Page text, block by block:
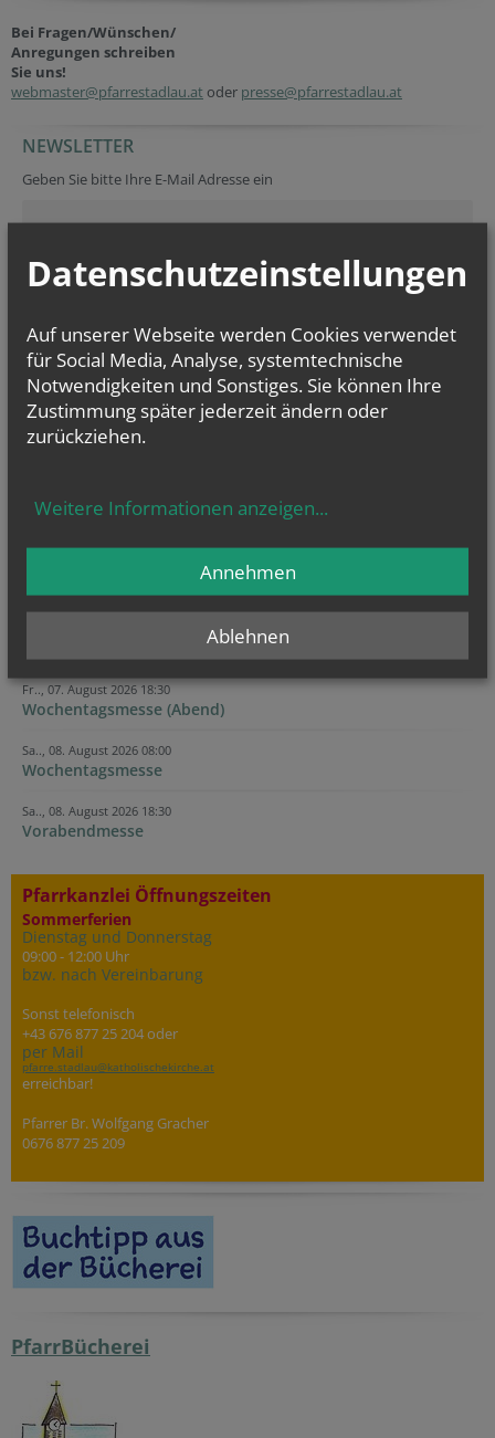
Bei Fragen/Wünschen/
Anregungen schreiben
Sie uns!
webmaster@pfarrestadlau.at oder presse@pfarrestadlau.at
Reference
Fax
NEWSLETTER
Geben Sie bitte Ihre E-Mail Adresse ein
Ich stimme der Datenverarbeitungzu.*
Verification code
Security token
Tracking ID
Session ID
Company website
Tracking ID
URL
Fr.., 07. August 2026 18:30
Wochentagsmesse (Abend)
Sa.., 08. August 2026 08:00
Wochentagsmesse
Sa.., 08. August 2026 18:30
Vorabendmesse
Pfarrkanzlei Öffnungszeiten
Sommerferien
Dienstag und Donnerstag
09:00 - 12:00 Uhr
bzw. nach Vereinbarung
Sonst telefonisch
+43 676 877 25 204 oder
per Mail
pfarre.stadlau@katholischekirche.at
erreichbar!
Pfarrer Br. Wolfgang Gracher
0676 877 25 209
PfarrBücherei
Datenschutzeinstellungen
Auf unserer Webseite werden Cookies verwendet
für Social Media, Analyse, systemtechnische
Notwendigkeiten und Sonstiges. Sie können Ihre
Zustimmung später jederzeit ändern oder
zurückziehen.
Weitere Informationen anzeigen...
Ablehnen
Annehmen